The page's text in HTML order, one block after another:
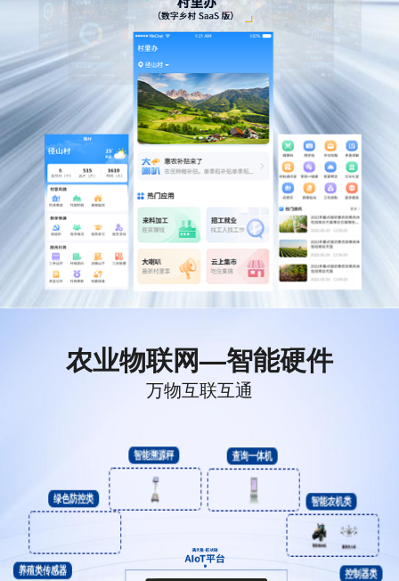
农业物联网—智能硬件
万物互联互通
智能农机类
养殖类传感器
绿色防控类
智能溯源秤
查询一体机